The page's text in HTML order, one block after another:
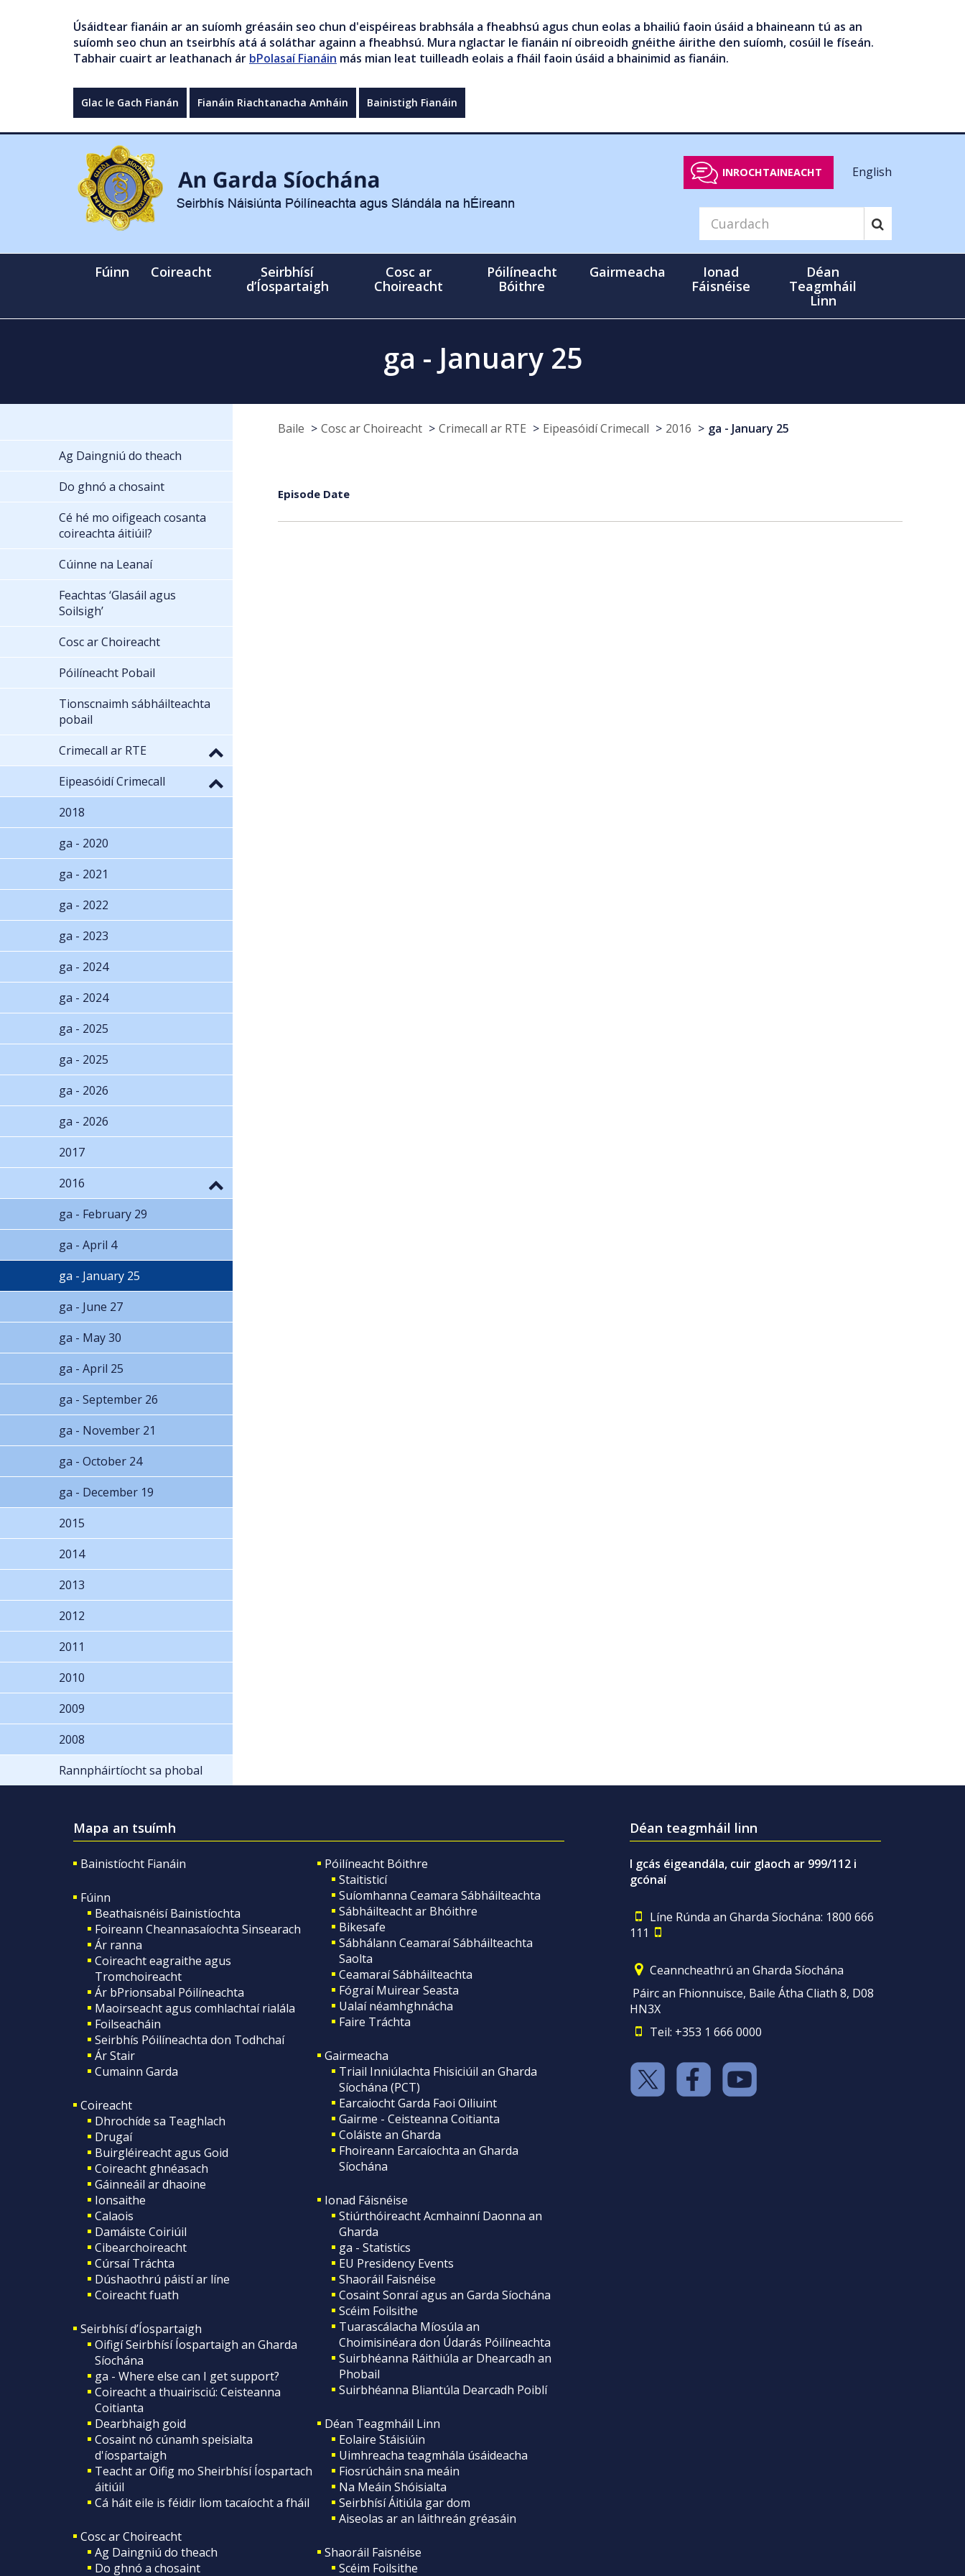
Úsáidtear fianáin ar an suíomh gréasáin seo chun d'eispéireas brabhsála a fheabhsú agus chun eolas a bhailiú faoin úsáid a bhaineann tú as an
suíomh seo chun an tseirbhís atá á soláthar againn a fheabhsú. Mura nglactar le fianáin ní oibreoidh gnéithe áirithe den suíomh, cosúil le físeán.
Tabhair cuairt ar leathanach ár bPolasaí Fianáin más mian leat tuilleadh eolais a fháil faoin úsáid a bhainimid as fianáin.
Glac le Gach Fianán Fianáin Riachtanacha Amháin Bainistigh Fianáin
INROCHTAINEACHT English
Fúinn Coireacht
Seirbhísí
d’Íospartaigh
Cosc ar
Choireacht
Póilíneacht
Bóithre
Gairmeacha
Ionad
Fáisnéise
Déan
Teagmháil
Linn
ga - January 25
Baile Cosc ar Choireacht Crimecall ar RTE Eipeasóidí Crimecall 2016 ga - January 25
Episode Date
Ag Daingniú do theach
Do ghnó a chosaint
Cé hé mo oifigeach cosanta
coireachta áitiúil?
Cúinne na Leanaí
Feachtas ‘Glasáil agus
Soilsigh’
Cosc ar Choireacht
Póilíneacht Pobail
Tionscnaimh sábháilteachta
pobail
Crimecall ar RTE
Eipeasóidí Crimecall
2018
ga - 2020
ga - 2021
ga - 2022
ga - 2023
ga - 2024
ga - 2024
ga - 2025
ga - 2025
ga - 2026
ga - 2026
2017
2016
ga - February 29
ga - April 4
ga - January 25
ga - June 27
ga - May 30
ga - April 25
ga - September 26
ga - November 21
ga - October 24
ga - December 19
2015
2014
2013
2012
2011
2010
2009
2008
Rannpháirtíocht sa phobal
Mapa an tsuímh
Bainistíocht Fianáin
Fúinn
Beathaisnéisí Bainistíochta
Foireann Cheannasaíochta Sinsearach
Ár ranna
Coireacht eagraithe agus
Tromchoireacht
Ár bPrionsabal Póilíneachta
Maoirseacht agus comhlachtaí rialála
Foilseacháin
Seirbhís Póilíneachta don Todhchaí
Ár Stair
Cumainn Garda
Coireacht
Dhrochíde sa Teaghlach
Drugaí
Buirgléireacht agus Goid
Coireacht ghnéasach
Gáinneáil ar dhaoine
Ionsaithe
Calaois
Damáiste Coiriúil
Cibearchoireacht
Cúrsaí Tráchta
Dúshaothrú páistí ar líne
Coireacht fuath
Seirbhísí d’Íospartaigh
Oifigí Seirbhísí Íospartaigh an Gharda
Síochána
ga - Where else can I get support?
Coireacht a thuairisciú: Ceisteanna
Coitianta
Dearbhaigh goid
Cosaint nó cúnamh speisialta
d'íospartaigh
Teacht ar Oifig mo Sheirbhísí Íospartach
áitiúil
Cá háit eile is féidir liom tacaíocht a fháil
Cosc ar Choireacht
Ag Daingniú do theach
Do ghnó a chosaint
Póilíneacht Bóithre
Staitisticí
Suíomhanna Ceamara Sábháilteachta
Sábháilteacht ar Bhóithre
Bikesafe
Sábhálann Ceamaraí Sábháilteachta
Saolta
Ceamaraí Sábháilteachta
Fógraí Muirear Seasta
Ualaí néamhghnácha
Faire Tráchta
Gairmeacha
Triail Inniúlachta Fhisiciúil an Gharda
Síochána (PCT)
Earcaiocht Garda Faoi Oiliuint
Gairme - Ceisteanna Coitianta
Coláiste an Gharda
Fhoireann Earcaíochta an Gharda
Síochána
Ionad Fáisnéise
Stiúrthóireacht Acmhainní Daonna an
Gharda
ga - Statistics
EU Presidency Events
Shaoráil Faisnéise
Cosaint Sonraí agus an Garda Síochána
Scéim Foilsithe
Tuarascálacha Míosúla an
Choimisinéara don Údarás Póilíneachta
Suirbhéanna Ráithiúla ar Dhearcadh an
Phobail
Suirbhéanna Bliantúla Dearcadh Poiblí
Déan Teagmháil Linn
Eolaire Stáisiúin
Uimhreacha teagmhála úsáideacha
Fiosrúcháin sna meáin
Na Meáin Shóisialta
Seirbhísí Áitiúla gar dom
Aiseolas ar an láithreán gréasáin
Shaoráil Faisnéise
Scéim Foilsithe
Déan teagmháil linn
I gcás éigeandála, cuir glaoch ar 999/112 i
gcónaí
Líne Rúnda an Gharda Síochána: 1800 666
111
Ceanncheathrú an Gharda Síochána
Páirc an Fhionnuisce, Baile Átha Cliath 8, D08
HN3X
Teil: +353 1 666 0000